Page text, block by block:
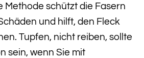
Methode schützt die Fasern
und hilft, den Fleck
Tupfen, nicht reiben, sollte
sein, wenn Sie mit